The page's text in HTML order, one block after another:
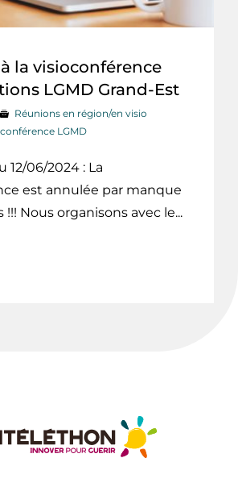
la visioconférence
LGMD Grand-Est
Réunions en région/en visio
LGMD
12/06/2024 : La
est annulée par manque
Nous organisons avec le...